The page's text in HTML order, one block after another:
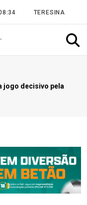
TERESINA
jogo decisivo pela